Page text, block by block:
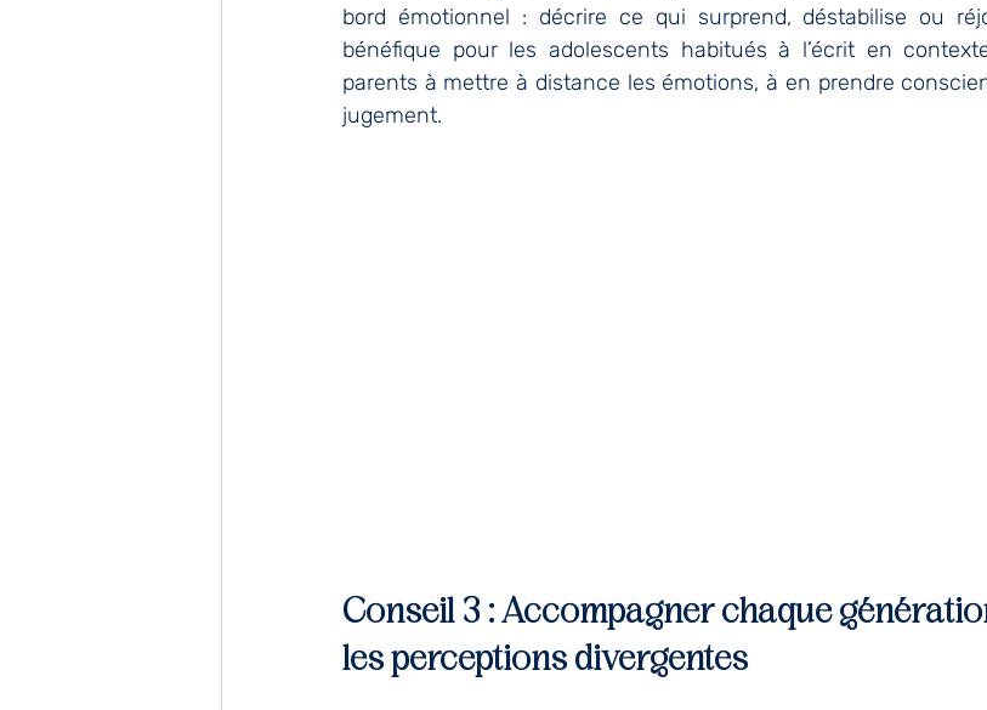
bord émotionnel : décrire ce qui surprend, déstabilise ou
bénéfique pour les adolescents habitués à l’écrit en
parents à mettre à distance les émotions, à en prendre
jugement.
Conseil 3 : Accompagner chaque
les perceptions divergentes